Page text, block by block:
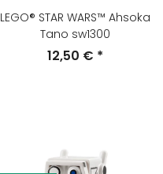
LEGO® STAR WARS™ Ahsoka
Tano sw1300
12,50 € *